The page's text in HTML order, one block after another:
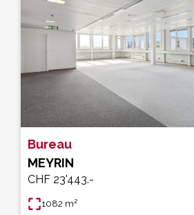
Bureau
MEYRIN
CHF 23'443.-
1082 m²